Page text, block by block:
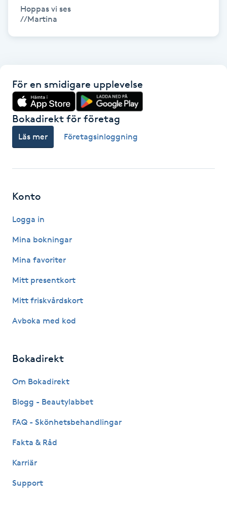
Funktionsanalys
Färgning
G
Gel naglar
Gelenaglar
Gravidmassage
Gravidyoga
Gua Sha-massage
H
Healing
Herrklippning
Hollywood Peel
Hoppas vi ses
//Martina
För en smidigare upplevelse
Bokadirekt för företag
Läs mer Företagsinloggning
Konto
Logga in
Mina bokningar
Mina favoriter
Mitt presentkort
Mitt friskvårdskort
Avboka med kod
Bokadirekt
Om Bokadirekt
Blogg - Beautylabbet
FAQ - Skönhetsbehandlingar
Fakta & Råd
Karriär
Support